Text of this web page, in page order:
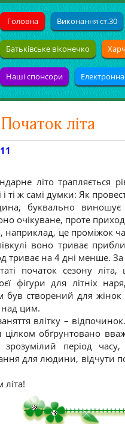
Головна Виконання ст.30
Батьківське віконечко
Наші спонсори Електронна
літа
літо трапляється
ті ж самі думки: Як
буквально виношує
очікуване, проте
наприклад, це проміжок
воно триває
триває на 4 дні менше.
початок сезону
фігури для літніх
був створений для
над цим.
влітку –
цілком обґрунтовано
період
для людини, відчути
літа!